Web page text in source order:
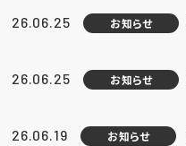
26.06.25 お知らせ
26.06.25 お知らせ
26.06.19 お知らせ